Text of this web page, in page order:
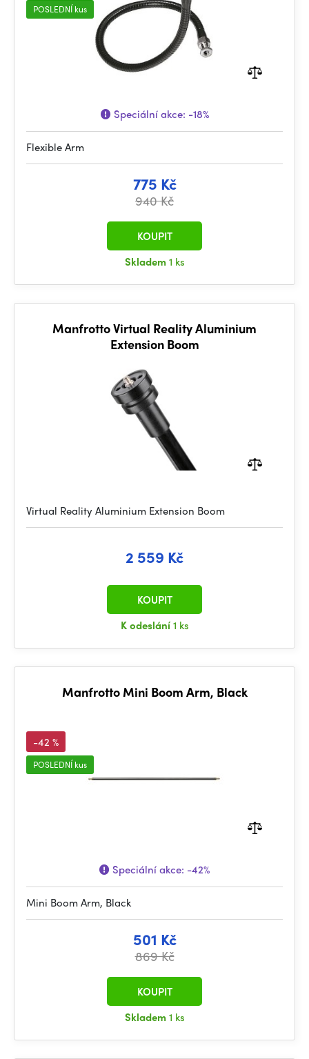
POSLEDNÍ kus
Speciální akce: -18%
Flexible Arm
775 Kč
940 Kč
Skladem1 ks
KOUPIT
Manfrotto Virtual Reality Aluminium
Extension Boom
Virtual Reality Aluminium Extension Boom
2 559 Kč
K odeslání1 ks
KOUPIT
Manfrotto Mini Boom Arm, Black
-42 %
POSLEDNÍ kus
Speciální akce: -42%
Mini Boom Arm, Black
501 Kč
869 Kč
Skladem1 ks
KOUPIT